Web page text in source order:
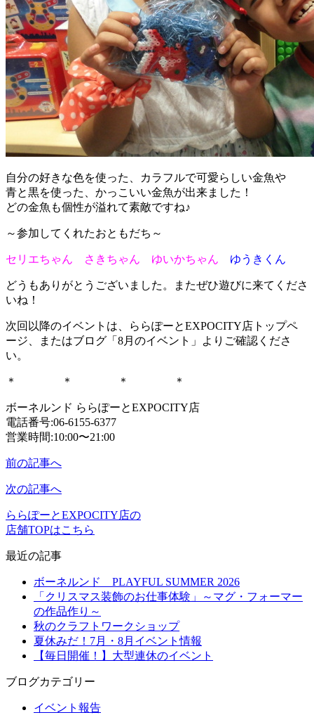
自分の好きな色を使った、カラフルで可愛らしい金魚や
青と黒を使った、かっこいい金魚が出来ました！
どの金魚も個性が溢れて素敵ですね♪
～参加してくれたおともだち～
セリエちゃん さきちゃん ゆいかちゃん ゆうきくん
どうもありがとうございました。またぜひ遊びに来てくださ
いね！
次回以降のイベントは、ららぽーとEXPOCITY店トップペ
ージ、またはブログ「8月のイベント」よりご確認くださ
い。
＊ ＊ ＊ ＊
ボーネルンド ららぽーとEXPOCITY店
電話番号:06-6155-6377
営業時間:10:00〜21:00
前の記事へ
次の記事へ
ららぽーとEXPOCITY店の
店舗TOPはこちら
最近の記事
ボーネルンド PLAYFUL SUMMER 2026
「クリスマス装飾のお仕事体験」～マグ・フォーマー
の作品作り～
秋のクラフトワークショップ
夏休みだ！7月・8月イベント情報
【毎日開催！】大型連休のイベント
ブログカテゴリー
イベント報告